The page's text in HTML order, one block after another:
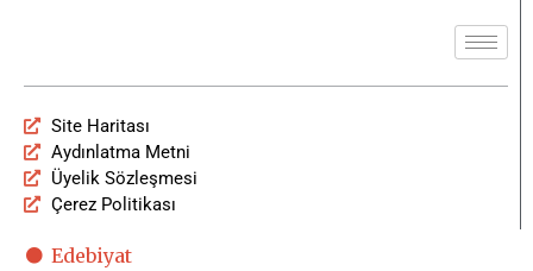
Site Haritası
Aydınlatma Metni
Üyelik Sözleşmesi
Çerez Politikası
Edebiyat